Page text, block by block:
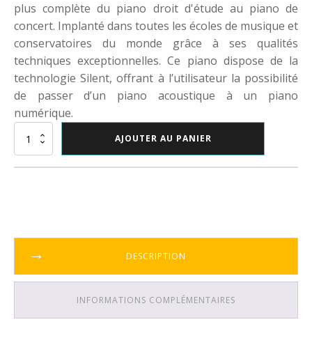
plus complète du piano droit d'étude au piano de
concert. Implanté dans toutes les écoles de musique et
conservatoires du monde grâce à ses qualités
techniques exceptionnelles. Ce piano dispose de la
technologie Silent, offrant à l’utilisateur la possibilité
de passer d’un piano acoustique à un piano
numérique.
quantité
AJOUTER AU PANIER
DESCRIPTION
INFORMATIONS COMPLÉMENTAIRES